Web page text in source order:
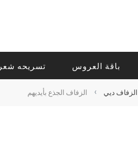
باقة العروس تسريحه شعر
ديي › الزفاف الجذع بأيديهم